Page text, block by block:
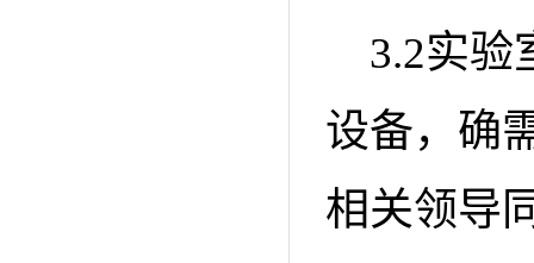
3.2实验
设备，确
相关领导